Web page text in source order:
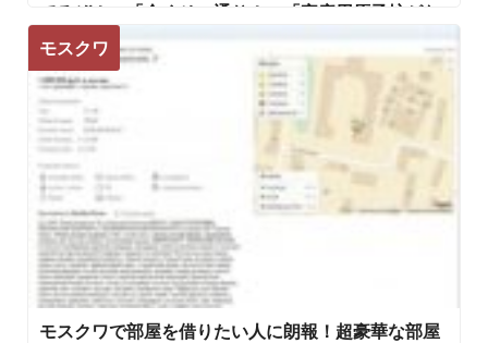
てるぞ！」「全くその通り！」「家庭用原子炉がな
い、やり直し！」
モスクワ
モスクワで部屋を借りたい人に朗報！超豪華な部屋